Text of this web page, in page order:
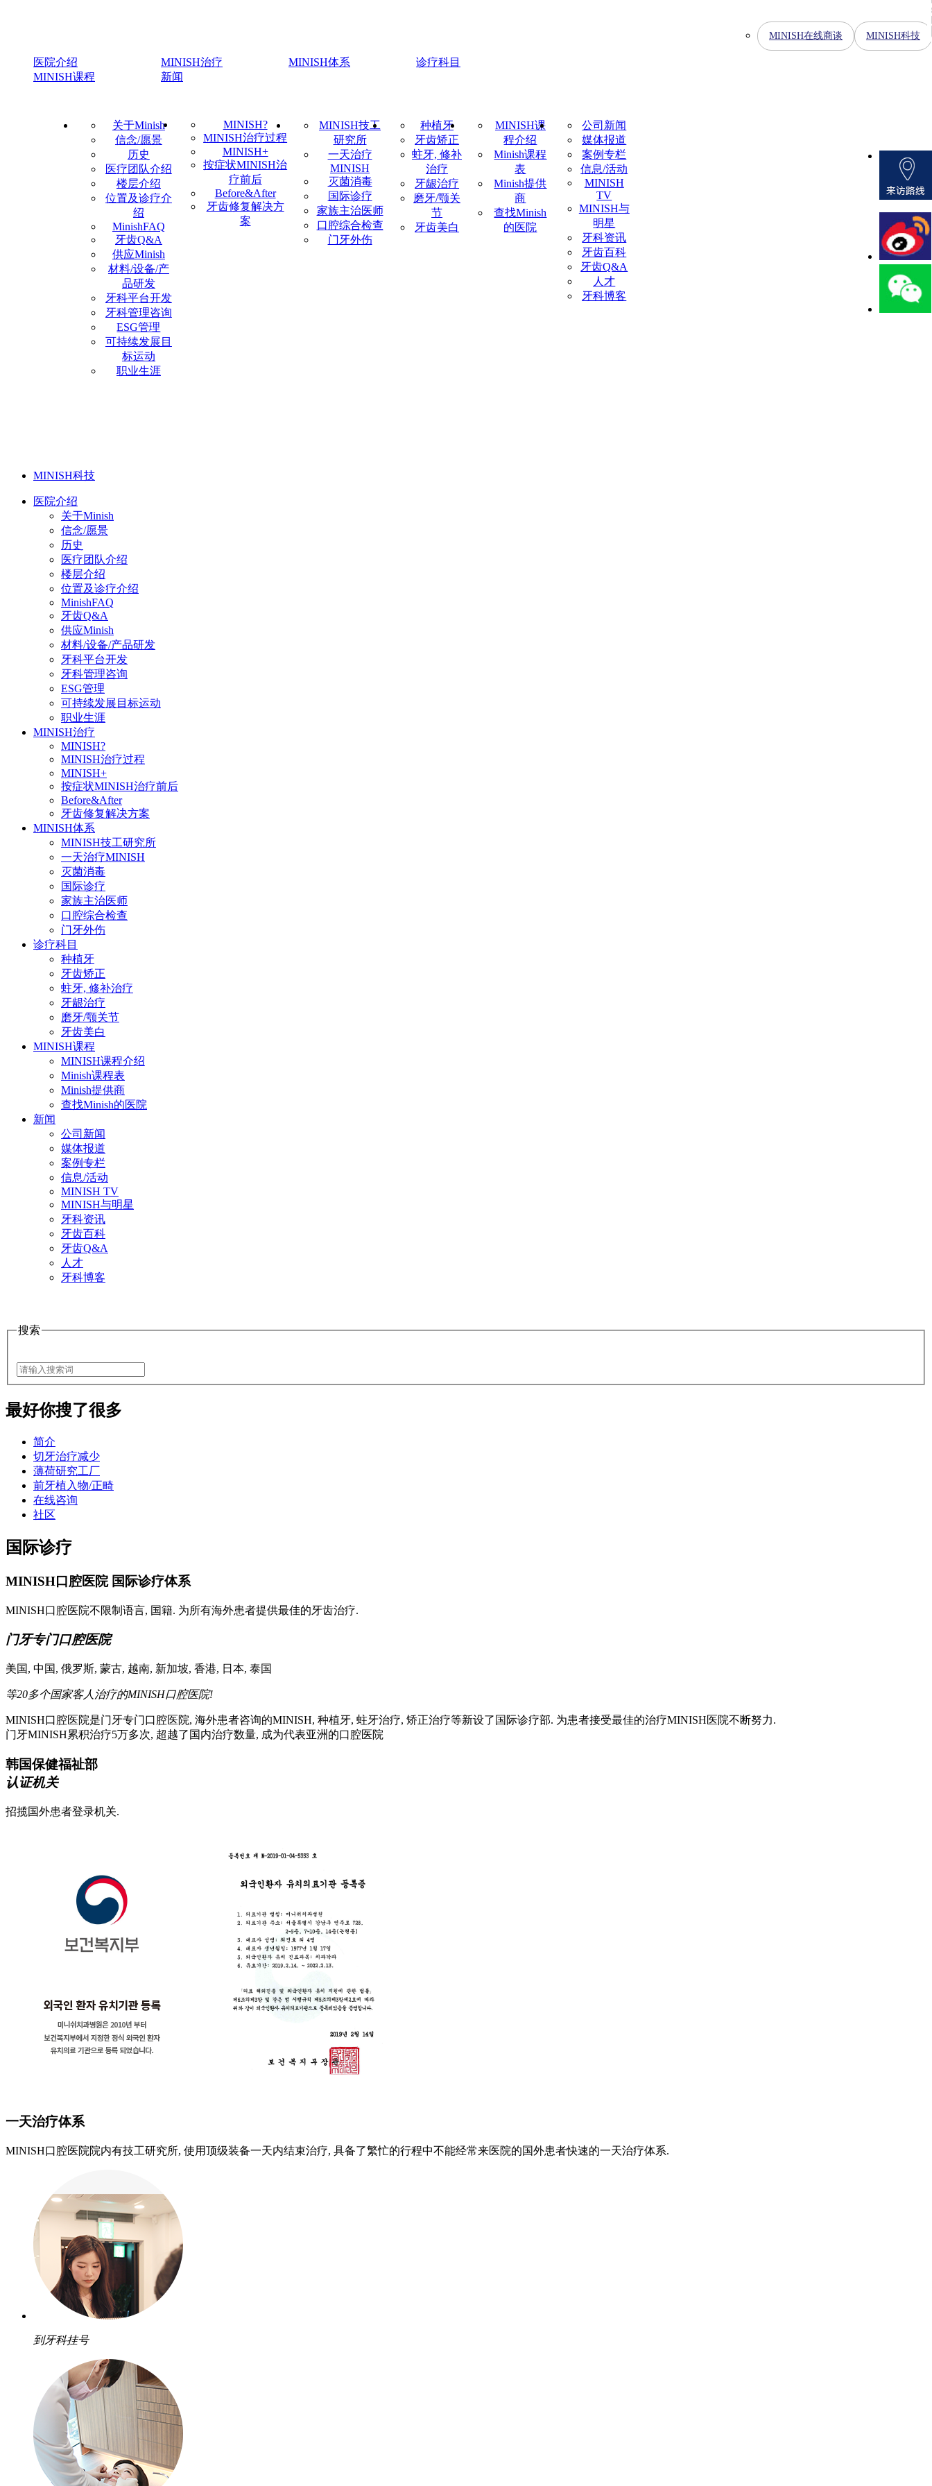
医院介绍 MINISH治疗 MINISH体系
诊疗科目
MINISH课程
新闻
MINISH在线商谈 MINISH科技
关于Minish
信念/愿景
历史
医疗团队介绍
楼层介绍
位置及诊疗介
绍
MinishFAQ
牙齿Q&A
供应Minish
材料/设备/产
品研发
牙科平台开发
牙科管理咨询
ESG管理
可持续发展目
标运动
职业生涯
MINISH?
MINISH治疗过程
MINISH+
按症状MINISH治
疗前后
Before&After
牙齿修复解决方
案
MINISH技工
研究所
一天治疗
MINISH
灭菌消毒
国际诊疗
家族主治医师
口腔综合检查
门牙外伤
种植牙
牙齿矫正
蛀牙, 修补
治疗
牙龈治疗
磨牙/颚关
节
牙齿美白
MINISH课
程介绍
Minish课程
表
Minish提供
商
查找Minish
的医院
公司新闻
媒体报道
案例专栏
信息/活动
MINISH
TV
MINISH与
明星
牙科资讯
牙齿百科
牙齿Q&A
人才
牙科博客
MINISH科技
医院介绍
关于Minish
信念/愿景
历史
医疗团队介绍
楼层介绍
位置及诊疗介绍
MinishFAQ
牙齿Q&A
供应Minish
材料/设备/产品研发
牙科平台开发
牙科管理咨询
ESG管理
可持续发展目标运动
职业生涯
MINISH治疗
MINISH?
MINISH治疗过程
MINISH+
按症状MINISH治疗前后
Before&After
牙齿修复解决方案
MINISH体系
MINISH技工研究所
一天治疗MINISH
灭菌消毒
国际诊疗
家族主治医师
口腔综合检查
门牙外伤
诊疗科目
种植牙
牙齿矫正
蛀牙, 修补治疗
牙龈治疗
磨牙/颚关节
牙齿美白
MINISH课程
MINISH课程介绍
Minish课程表
Minish提供商
查找Minish的医院
新闻
公司新闻
媒体报道
案例专栏
信息/活动
MINISH TV
MINISH与明星
牙科资讯
牙齿百科
牙齿Q&A
人才
牙科博客
搜索
最好你搜了很多
简介
切牙治疗减少
薄荷研究工厂
前牙植入物/正畸
在线咨询
社区
国际诊疗
MINISH口腔医院 国际诊疗体系
MINISH口腔医院不限制语言, 国籍. 为所有海外患者提供最佳的牙齿治疗.
门牙专门口腔医院
美国, 中国, 俄罗斯, 蒙古, 越南, 新加坡, 香港, 日本, 泰国
等20多个国家客人治疗的MINISH口腔医院!
MINISH口腔医院是门牙专门口腔医院, 海外患者咨询的MINISH, 种植牙, 蛀牙治疗, 矫正治疗等新设了国际诊疗部. 为患者接受最佳的治疗MINISH医院不断努力.
门牙MINISH累积治疗5万多次, 超越了国内治疗数量, 成为代表亚洲的口腔医院
韩国保健福祉部
认证机关
招揽国外患者登录机关.
一天治疗体系
MINISH口腔医院院内有技工研究所, 使用顶级装备一天内结束治疗, 具备了繁忙的行程中不能经常来医院的国外患者快速的一天治疗体系.
到牙科挂号